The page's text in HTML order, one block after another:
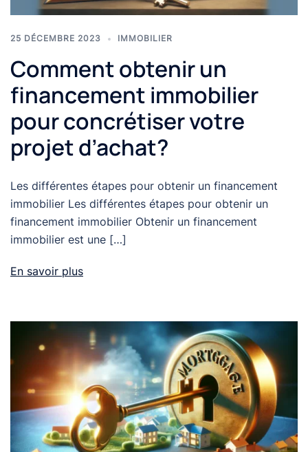
25 DÉCEMBRE 2023 IMMOBILIER
Comment obtenir un
financement immobilier
pour concrétiser votre
projet d’achat?
Les différentes étapes pour obtenir un financement
immobilier Les différentes étapes pour obtenir un
financement immobilier Obtenir un financement
immobilier est une […]
En savoir plus